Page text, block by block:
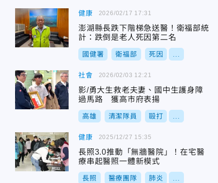
健康
澎湖縣長跌下階梯急送醫！衛福部統
計：跌倒是老人死因第二名
國健署 衛福部 死因
2026/02/17 17:31
社會
影/勇大生救老夫妻、國中生護身障
過馬路 獲高市府表揚
高雄 清潔隊員 毆打
2026/02/03 12:21
健康
長照3.0推動「無牆醫院」！在宅醫
療串起醫照一體新模式
長照 醫療團隊 肺炎
2025/12/27 15:35